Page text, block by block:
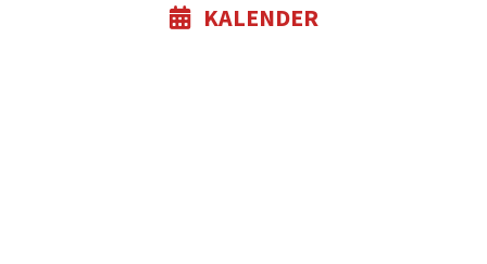
KALENDER